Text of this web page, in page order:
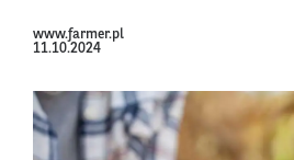
www.farmer.pl
11.10.2024